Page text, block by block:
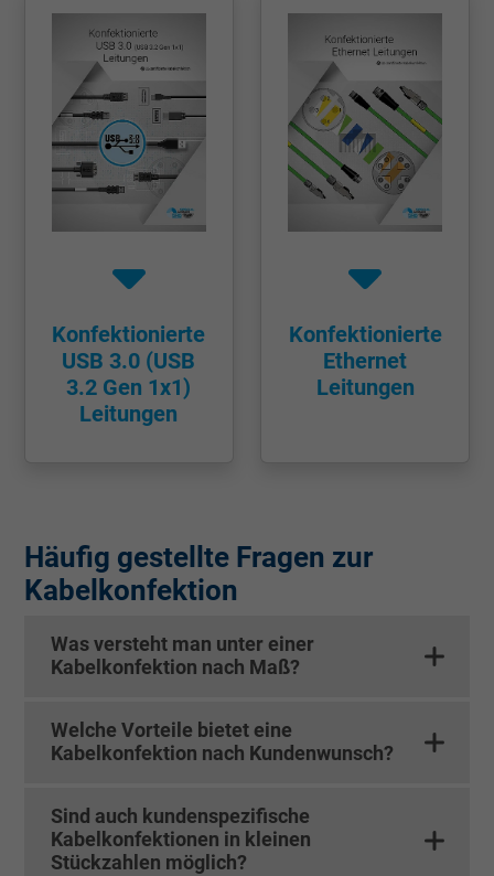
Zweck
Cookie von Google für Website-Analysen.
Erzeugt statistische Daten darüber, wie der
Besucher die Website nutzt.
Name IDE, Google DoubleClick
Google LLC
Zweck
Wird verwendet, um die Aktionen eines
Benutzers auf der Website zu
zu registrieren und zu melden.
Laufzeit 15 Minuten
Zweck
Enthält eine zufällig generierte Benutzer-ID.
verschiedenen Websites
domänenübergreifend erkennen und
Google Ad Conversion Tracking
Anbieter Google LLC, Google Ads
Konfektionierte
USB 3.0 (USB
3.2 Gen 1x1)
Leitungen
Konfektionierte
Ethernet
Leitungen
Häufig gestellte Fragen zur
Kabelkonfektion
Was versteht man unter einer
Kabelkonfektion nach Maß?
Welche Vorteile bietet eine
Kabelkonfektion nach Kundenwunsch?
Sind auch kundenspezifische
Kabelkonfektionen in kleinen
Stückzahlen möglich?